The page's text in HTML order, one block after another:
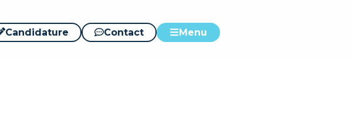
Candidature Contact Menu
du tourisme local ID